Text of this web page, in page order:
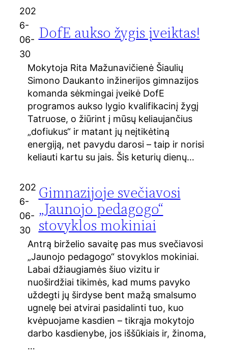
202
6-
06-
30
DofE aukso žygis įveiktas!
Mokytoja Rita Mažunavičienė Šiaulių
Simono Daukanto inžinerijos gimnazijos
komanda sėkmingai įveikė DofE
programos aukso lygio kvalifikacinį žygį
Tatruose, o žiūrint į mūsų keliaujančius
„dofiukus“ ir matant jų neįtikėtiną
energiją, net pavydu darosi – taip ir norisi
keliauti kartu su jais. Šis keturių dienų…
202
6-
06-
30
Gimnazijoje svečiavosi
„Jaunojo pedagogo“
stovyklos mokiniai
Antrą birželio savaitę pas mus svečiavosi
„Jaunojo pedagogo“ stovyklos mokiniai.
Labai džiaugiamės šiuo vizitu ir
nuoširdžiai tikimės, kad mums pavyko
uždegti jų širdyse bent mažą smalsumo
ugnelę bei atvirai pasidalinti tuo, kuo
kvėpuojame kasdien – tikrąja mokytojo
darbo kasdienybe, jos iššūkiais ir, žinoma,
…